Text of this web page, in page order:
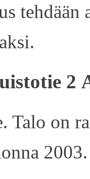
tehdään
2
Talo on
2003.